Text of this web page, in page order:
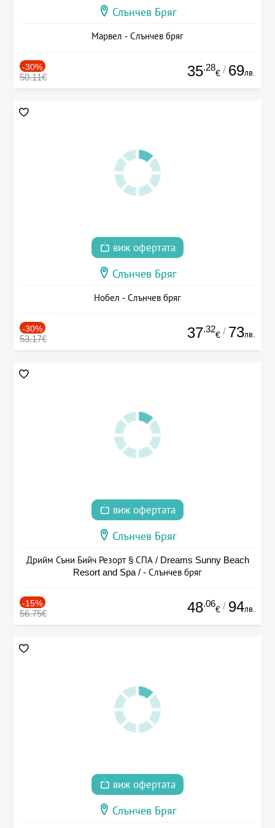
Слънчев Бряг
Марвел - Слънчев бряг
-30%
50.11€ 35.28
€ / 69лв.
виж офертата
Слънчев Бряг
Нобел - Слънчев бряг
-30%
53.17€ 37.32
€ / 73лв.
виж офертата
Слънчев Бряг
Дрийм Съни Бийч Резорт § СПА / Dreams Sunny Beach
Resort and Spa / - Слънчев бряг
-15%
56.75€ 48.06
€ / 94лв.
виж офертата
Слънчев Бряг